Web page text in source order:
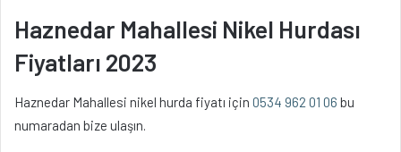
Haznedar Mahallesi Nikel Hurdası
Fiyatları 2023
Haznedar Mahallesi nikel hurda fiyatı için 0534 962 01 06 bu
numaradan bize ulaşın.